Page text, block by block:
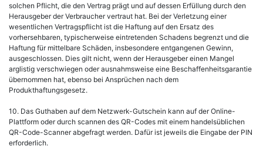
solchen Pflicht, die den Vertrag prägt und auf dessen Erfüllung durch den
Herausgeber der Verbraucher vertraut hat. Bei der Verletzung einer
wesentlichen Vertragspflicht ist die Haftung auf den Ersatz des
vorhersehbaren, typischerweise eintretenden Schadens begrenzt und die
Haftung für mittelbare Schäden, insbesondere entgangenen Gewinn,
ausgeschlossen. Dies gilt nicht, wenn der Herausgeber einen Mangel
arglistig verschwiegen oder ausnahmsweise eine Beschaffenheitsgarantie
übernommen hat, ebenso bei Ansprüchen nach dem
Produkthaftungsgesetz.
10. Das Guthaben auf dem Netzwerk-Gutschein kann auf der Online-
Plattform oder durch scannen des QR-Codes mit einem handelsüblichen
QR-Code-Scanner abgefragt werden. Dafür ist jeweils die Eingabe der PIN
erforderlich.